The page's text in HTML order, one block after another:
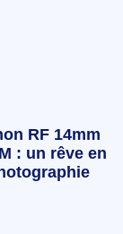
RF 14mm
: un rêve en